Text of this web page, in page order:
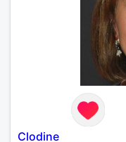
Clodine